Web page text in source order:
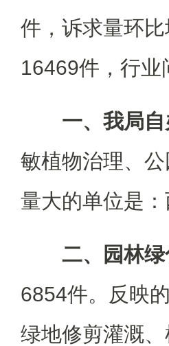
件，诉求量环
16469件，行
一、我局自
敏植物治理、
量大的单位是
二、园林
6854件。反映
绿地修剪灌溉